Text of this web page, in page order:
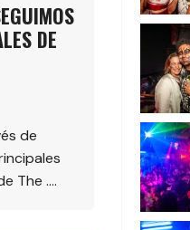
DE
de
The ….